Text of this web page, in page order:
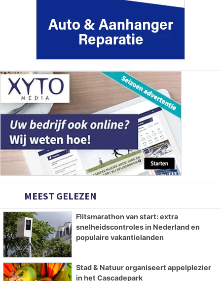
MEEST GELEZEN
Flitsmarathon van start: extra
snelheidscontroles in Nederland en
populaire vakantielanden
Stad & Natuur organiseert appelplezier
in het Cascadepark